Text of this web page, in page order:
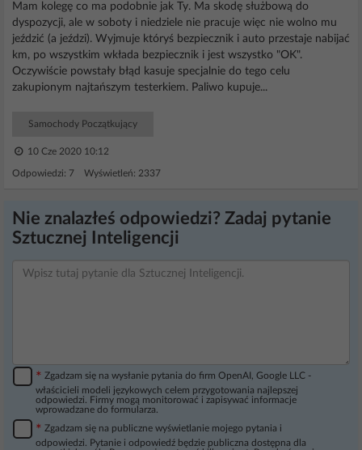
Mam kolegę co ma podobnie jak Ty. Ma skodę służbową do
dyspozycji, ale w soboty i niedziele nie pracuje więc nie wolno mu
jeździć (a jeździ). Wyjmuje któryś bezpiecznik i auto przestaje nabijać
km, po wszystkim wkłada bezpiecznik i jest wszystko "OK".
Oczywiście powstały błąd kasuje specjalnie do tego celu
zakupionym najtańszym testerkiem. Paliwo kupuje...
Samochody Początkujący
10 Cze 2020 10:12
Odpowiedzi: 7 Wyświetleń: 2337
Nie znalazłeś odpowiedzi? Zadaj pytanie
Sztucznej Inteligencji
* Zgadzam się na wysłanie pytania do firm OpenAI, Google LLC -
właścicieli modeli językowych celem przygotowania najlepszej
odpowiedzi. Firmy mogą monitorować i zapisywać informacje
wprowadzane do formularza.
* Zgadzam się na publiczne wyświetlanie mojego pytania i
odpowiedzi. Pytanie i odpowiedź będzie publiczna dostępna dla